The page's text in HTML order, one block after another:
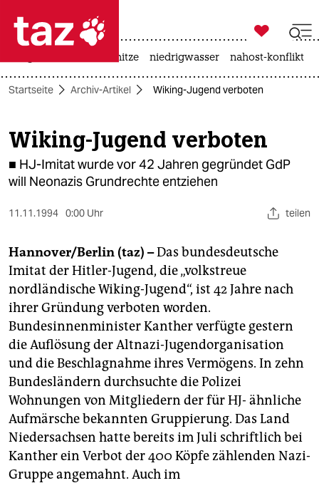
 taz zahl ich
taz zahl ich
themen
politik
kultur
sport
berlin
nord
wahrheit
verlag
verlag
veranstaltungen

taz zahl ich
hitze niedrigwasser nahost-konflikt
Startseite Archiv-Artikel Wiking-Jugend verboten
Wiking-Jugend verboten
■ HJ-Imitat wurde vor 42 Jahren gegründet GdP
will Neonazis Grundrechte entziehen
11.11.1994 0:00 Uhr teilen
Hannover/Berlin (taz) –Das bundesdeutsche
Imitat der Hitler-Jugend, die „volkstreue
nordländische Wiking-Jugend“, ist 42 Jahre nach
ihrer Gründung verboten worden.
Bundesinnenminister Kanther verfügte gestern
die Auflösung der Altnazi-Jugendorganisation
und die Beschlagnahme ihres Vermögens. In zehn
Bundesländern durchsuchte die Polizei
Wohnungen von Mitgliedern der für HJ- ähnliche
Aufmärsche bekannten Gruppierung. Das Land
Niedersachsen hatte bereits im Juli schriftlich bei
Kanther ein Verbot der 400 Köpfe zählenden Nazi-
Gruppe angemahnt. Auch im